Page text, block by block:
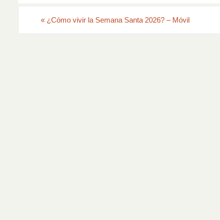
« ¿Cómo vivir la Semana Santa 2026? – Móvil